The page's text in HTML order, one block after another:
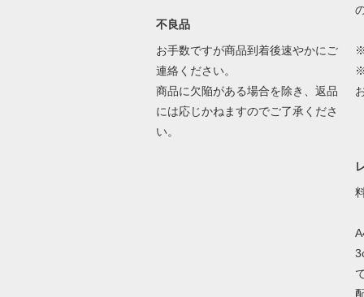
不良品
お手数ですが商品到着後速やかにご
連絡ください。
商品に欠陥がある場合を除き、返品
には応じかねますのでご了承くださ
い。